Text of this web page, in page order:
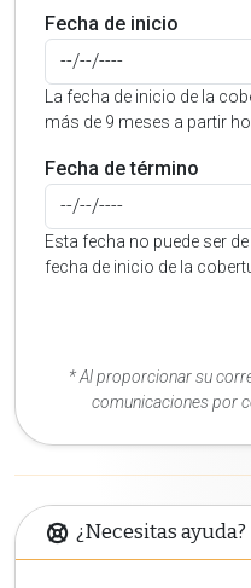
Fecha de inicio
La fecha de inicio de la
más de 9 meses a partir
Fecha de término
Esta fecha no puede ser
fecha de inicio de la
* Al proporcionar su
comunicaciones por
¿Necesitas ayuda?